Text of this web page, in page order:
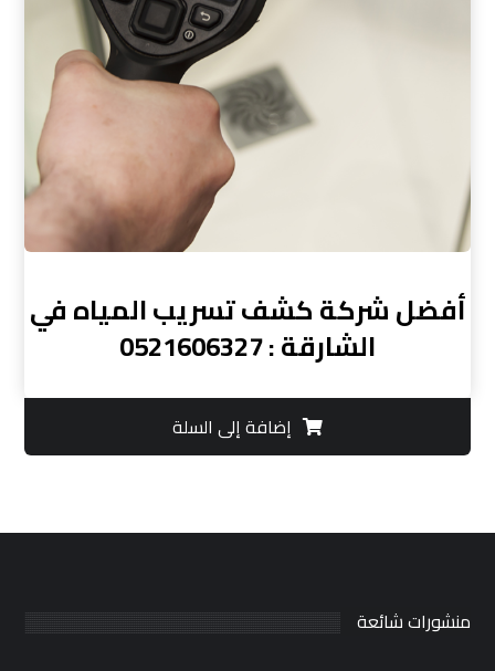
أفضل شركة كشف تسريب المياه في
الشارقة : 0521606327
إضافة إلى السلة
منشورات شائعة